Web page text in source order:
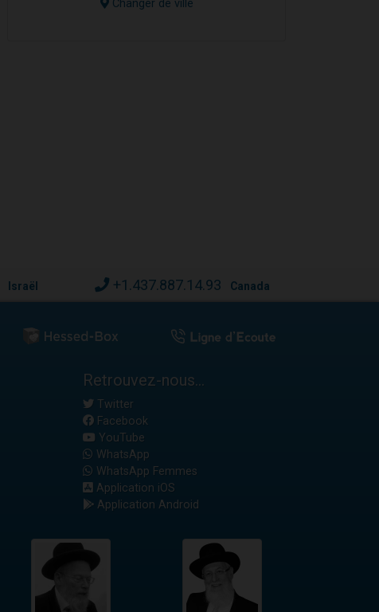
Changer de ville
Israël +1.437.887.14.93 Canada
Retrouvez-nous...
Twitter
Facebook
YouTube
WhatsApp
WhatsApp Femmes
Application iOS
Application Android